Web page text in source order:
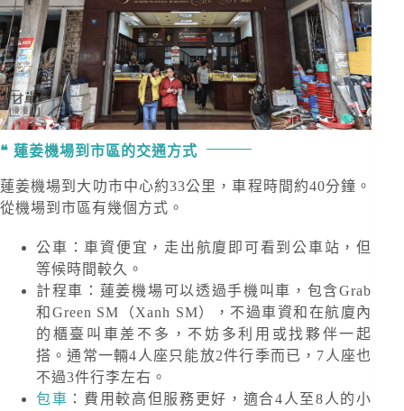
蓮姜機場到市區的交通方式
蓮姜機場到大叻市中心約33公里，車程時間約40分鐘。
從機場到市區有幾個方式。
公車：車資便宜，走出航廈即可看到公車站，但
等候時間較久。
計程車：蓮姜機場可以透過手機叫車，包含Grab
和Green SM（Xanh SM），不過車資和在航廈內
的櫃臺叫車差不多，不妨多利用或找夥伴一起
搭。通常一輛4人座只能放2件行季而已，7人座也
不過3件行李左右。
包車 ：費用較高但服務更好，適合4人至8人的小